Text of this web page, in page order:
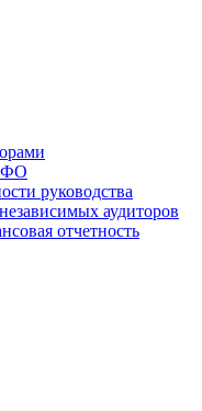
руководства
аудиторов
отчетность